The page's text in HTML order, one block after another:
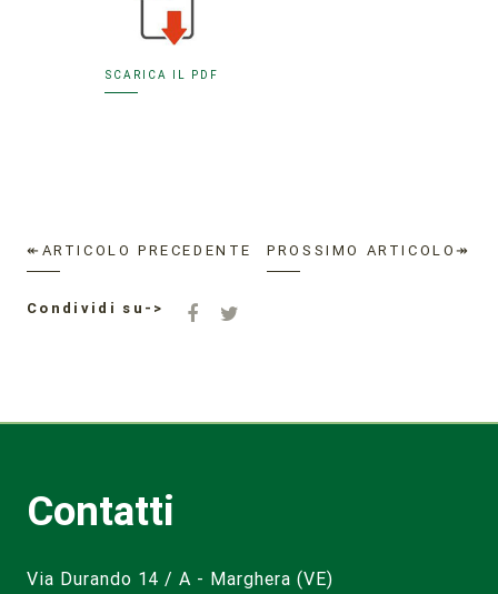
SCARICA IL PDF
↞ARTICOLO PRECEDENTE PROSSIMO ARTICOLO↠
Condividi su->
Contatti
Via Durando 14 / A - Marghera (VE)